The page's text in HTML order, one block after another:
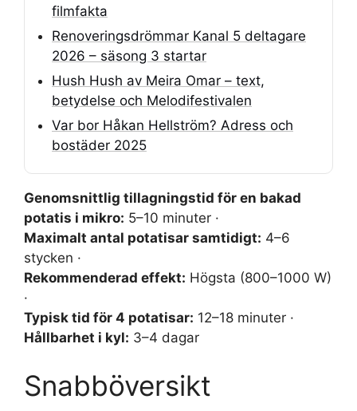
filmfakta
Renoveringsdrömmar Kanal 5 deltagare
2026 – säsong 3 startar
Hush Hush av Meira Omar – text,
betydelse och Melodifestivalen
Var bor Håkan Hellström? Adress och
bostäder 2025
Genomsnittlig tillagningstid för en bakad
potatis i mikro: 5–10 minuter ·
Maximalt antal potatisar samtidigt: 4–6
stycken ·
Rekommenderad effekt: Högsta (800–1000 W)
·
Typisk tid för 4 potatisar: 12–18 minuter ·
Hållbarhet i kyl: 3–4 dagar
Snabböversikt